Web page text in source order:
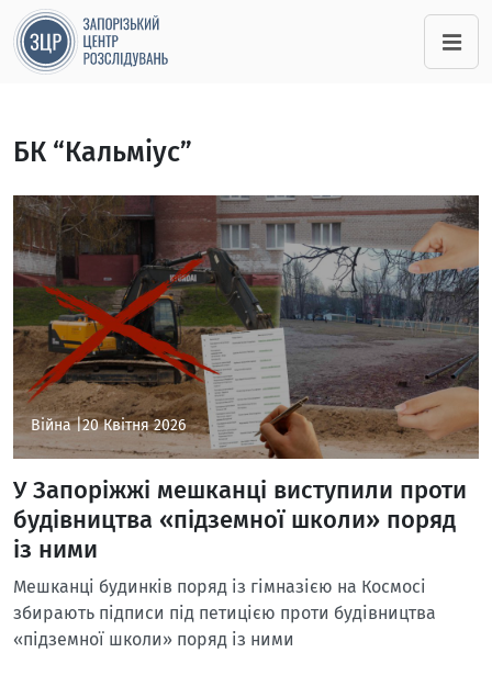
БК “Кальміус”
Війна |20 Квітня 2026
У Запоріжжі мешканці виступили проти
будівництва «підземної школи» поряд
із ними
Мешканці будинків поряд із гімназією на Космосі
збирають підписи під петицією проти будівництва
«підземної школи» поряд із ними